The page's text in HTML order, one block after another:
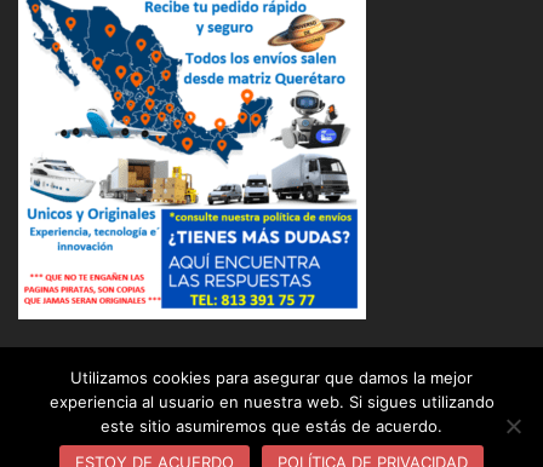
© 2026 OSUNA BALERO DISTRIBUIDOR INDUSTRIAL (
Utilizamos cookies para asegurar que damos la mejor
experiencia al usuario en nuestra web. Si sigues utilizando
este sitio asumiremos que estás de acuerdo.
ESTOY DE ACUERDO
POLÍTICA DE PRIVACIDAD